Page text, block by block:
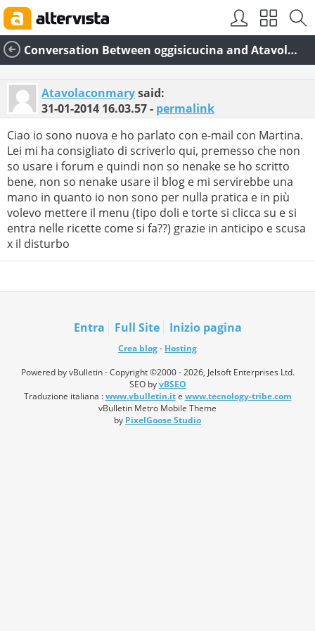
Conversation Between oggisicucina and Atavolaconmary
Atavolaconmarysaid:
31-01-2014 16.03.57- permalink
Ciao io sono nuova e ho parlato con e-mail con Martina.
Lei mi ha consigliato di scriverlo qui, premesso che non
so usare i forum e quindi non so nenake se ho scritto
bene, non so nenake usare il blog e mi servirebbe una
mano in quanto io non sono per nulla pratica e in più
volevo mettere il menu (tipo doli e torte si clicca su e si
entra nelle ricette come si fa??) grazie in anticipo e scusa
x il disturbo
Entra Full Site Inizio pagina
Crea blog- Hosting
Powered by vBulletin - Copyright ©2000 - 2026, Jelsoft Enterprises Ltd.
SEO byvBSEO
Traduzione italiana :www.vbulletin.ite www.tecnology-tribe.com
vBulletin Metro Mobile Theme
by PixelGoose Studio